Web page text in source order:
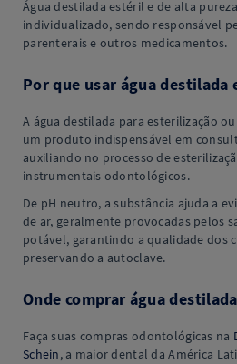
Água destilada estéril e de alta
individualizado, sendo responsável
parenterais e outros medicamentos.
Por que usar água destilada
A água destilada para esterilização
um produto indispensável em
auxiliando no processo de
instrumentais odontológicos.
De pH neutro, a substância ajuda a
de ar, geralmente provocadas pelos
potável, garantindo a qualidade dos
preservando a autoclave.
Onde comprar água
Faça suas compras odontológicas na
Schein, a maior dental da América